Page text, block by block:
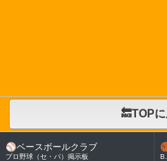
🔙TOP
⚾ベースボールクラブ
プロ野球（セ・パ）掲示板